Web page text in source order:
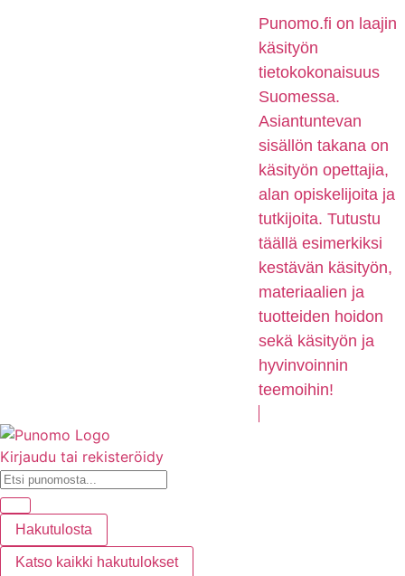
Punomo.fi on laajin
käsityön
tietokokonaisuus
Suomessa.
Asiantuntevan
sisällön takana on
käsityön opettajia,
alan opiskelijoita ja
tutkijoita. Tutustu
täällä esimerkiksi
kestävän käsityön,
materiaalien ja
tuotteiden hoidon
sekä käsityön ja
hyvinvoinnin
teemoihin!
Kirjaudu tai rekisteröidy
Hakutulosta
Katso kaikki hakutulokset